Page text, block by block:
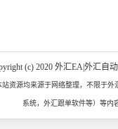
(c) 2020 外汇EA|外汇自
资源均来源于网络整理，不限于
系统，外汇跟单软件等）等内